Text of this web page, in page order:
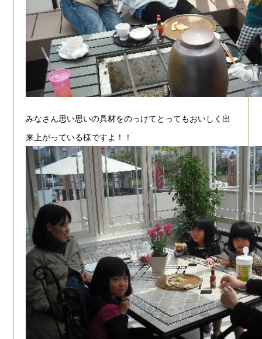
みなさん思い思いの具材をのっけてとってもおいしく出
来上がっている様ですよ！！